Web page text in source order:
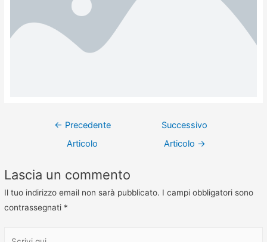
← Precedente
Articolo
Successivo
Articolo →
Lascia un commento
Il tuo indirizzo email non sarà pubblicato. I campi obbligatori sono
contrassegnati *